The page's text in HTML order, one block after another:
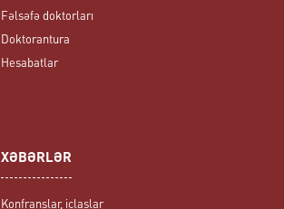
Fəlsəfə doktorları
Doktorantura
Hesabatlar
XƏBƏRLƏR
Konfranslar, iclaslar